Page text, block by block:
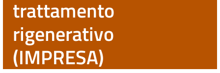
trattamento
rigenerativo
(IMPRESA)